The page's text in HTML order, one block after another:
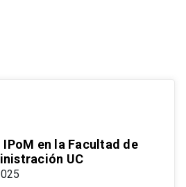
en la Facultad de
UC